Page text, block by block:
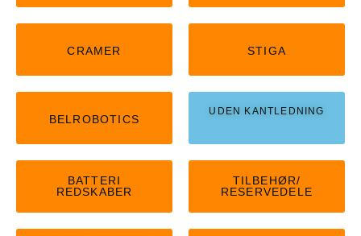
CRAMER STIGA
BELROBOTICS
UDEN KANTLEDNING
BATTERI
REDSKABER
TILBEHØR/
RESERVEDELE